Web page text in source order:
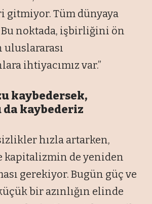
gitmiyor. Tüm dünyaya
noktada, işbirliğini ön
uluslararası
ihtiyacımız var.”
kaybedersek,
kaybederiz
hızla artarken,
kapitalizmin de yeniden
gerekiyor. Bugün güç ve
bir azınlığın elinde